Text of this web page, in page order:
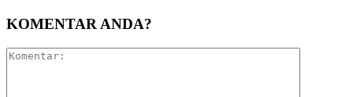
KOMENTAR ANDA?